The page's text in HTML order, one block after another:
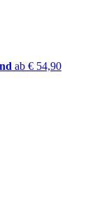
ab € 54,90